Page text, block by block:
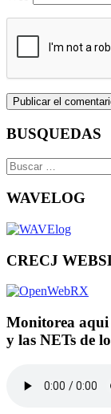
BUSQUEDAS
Buscar:
WAVELOG
CRECJ
Monitorea aqui
y las NETs de